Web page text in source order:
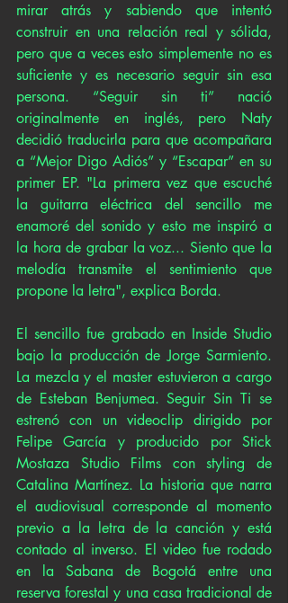
mirar atrás y sabiendo que intentó
construir en una relación real y sólida,
pero que a veces esto simplemente no es
suficiente y es necesario seguir sin esa
persona. “Seguir sin ti” nació
originalmente en inglés, pero Naty
decidió traducirla para que acompañara
a “Mejor Digo Adiós” y “Escapar” en su
primer EP. "La primera vez que escuché
la guitarra eléctrica del sencillo me
enamoré del sonido y esto me inspiró a
la hora de grabar la voz... Siento que la
melodía transmite el sentimiento que
propone la letra", explica Borda.
El sencillo fue grabado en Inside Studio
bajo la producción de Jorge Sarmiento.
La mezcla y el master estuvieron a cargo
de Esteban Benjumea. Seguir Sin Ti se
estrenó con un videoclip dirigido por
Felipe García y producido por Stick
Mostaza Studio Films con styling de
Catalina Martínez. La historia que narra
el audiovisual corresponde al momento
previo a la letra de la canción y está
contado al inverso. El video fue rodado
en la Sabana de Bogotá entre una
reserva forestal y una casa tradicional de